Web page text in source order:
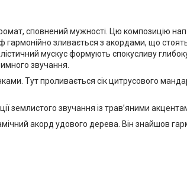
сповнений мужності. Цю композицію
зливається з акордами, що
мускус формують спокусливу
звучання.
Тут проливається сік цитрусового
землистого звучання із трав’яними
акорд удового дерева. Він знайшов